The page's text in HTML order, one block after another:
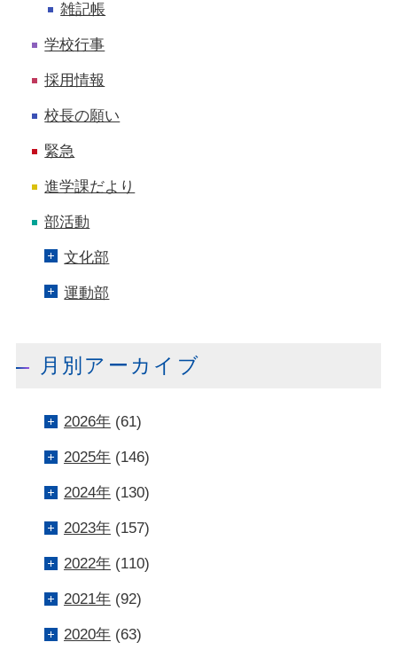
雑記帳
学校行事
採用情報
校長の願い
緊急
進学課だより
部活動
文化部
運動部
月別アーカイブ
2026年(61)
2025年(146)
2024年(130)
2023年(157)
2022年(110)
2021年(92)
2020年(63)